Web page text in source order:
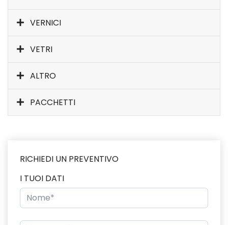
VERNICI
VETRI
ALTRO
PACCHETTI
RICHIEDI UN PREVENTIVO
I TUOI DATI